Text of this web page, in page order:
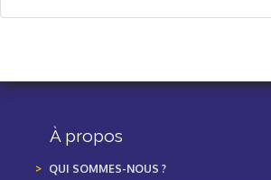
À propos
QUI SOMMES-NOUS ?